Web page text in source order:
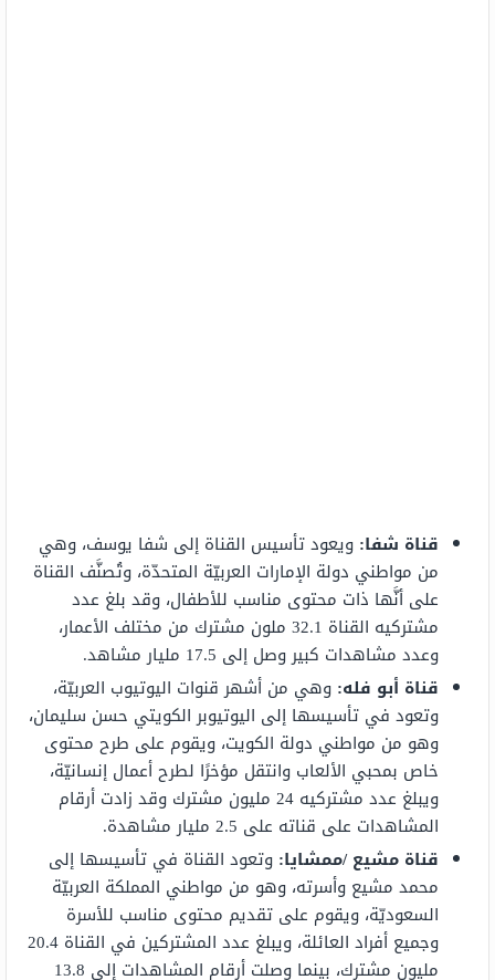
قناة شفا: ويعود تأسيس القناة إلى شفا يوسف، وهي
من مواطني دولة الإمارات العربيّة المتحدّة، وتُصنَّف القناة
على أنَّها ذات محتوى مناسب للأطفال، وقد بلغ عدد
مشتركيه القناة 32.1 ملون مشترك من مختلف الأعمار،
وعدد مشاهدات كبير وصل إلى 17.5 مليار مشاهد.
قناة أبو فله: وهي من أشهر قنوات اليوتيوب العربيّة،
وتعود في تأسيسها إلى اليوتيوبر الكويتي حسن سليمان،
وهو من مواطني دولة الكويت، ويقوم على طرح محتوى
خاص بمحبي الألعاب وانتقل مؤخرًا لطرح أعمال إنسانيّة،
ويبلغ عدد مشتركيه 24 مليون مشترك وقد زادت أرقام
المشاهدات على قناته على 2.5 مليار مشاهدة.
قناة مشيع /ممشايا: وتعود القناة في تأسيسها إلى
محمد مشيع وأسرته، وهو من مواطني المملكة العربيّة
السعوديّة، ويقوم على تقديم محتوى مناسب للأسرة
وجميع أفراد العائلة، ويبلغ عدد المشتركين في القناة 20.4
مليون مشترك، بينما وصلت أرقام المشاهدات إلى 13.8